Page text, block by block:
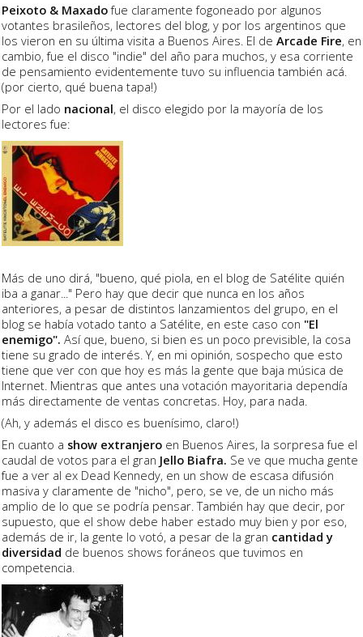
Peixoto & Maxadofue claramente fogoneado por algunos
votantes brasileños, lectores del blog, y por los argentinos que
los vieron en su última visita a Buenos Aires. El de Arcade Fire, en
cambio, fue el disco "indie" del año para muchos, y esa corriente
de pensamiento evidentemente tuvo su influencia también acá.
(por cierto, qué buena tapa!)
Por el lado nacional, el disco elegido por la mayoría de los
lectores fue:
Más de uno dirá, "bueno, qué piola, en el blog de Satélite quién
iba a ganar..." Pero hay que decir que nunca en los años
anteriores, a pesar de distintos lanzamientos del grupo, en el
blog se había votado tanto a Satélite, en este caso con "El
enemigo". Así que, bueno, si bien es un poco previsible, la cosa
tiene su grado de interés. Y, en mi opinión, sospecho que esto
tiene que ver con que hoy es más la gente que baja música de
Internet. Mientras que antes una votación mayoritaria dependía
más directamente de ventas concretas. Hoy, para nada.
(Ah, y además el disco es buenísimo, claro!)
En cuanto a show extranjero en Buenos Aires, la sorpresa fue el
caudal de votos para el gran Jello Biafra. Se ve que mucha gente
fue a ver al ex Dead Kennedy, en un show de escasa difusión
masiva y claramente de "nicho", pero, se ve, de un nicho más
amplio de lo que se podría pensar. También hay que decir, por
supuesto, que el show debe haber estado muy bien y por eso,
además de ir, la gente lo votó, a pesar de la gran cantidad y
diversidad de buenos shows foráneos que tuvimos en
competencia.